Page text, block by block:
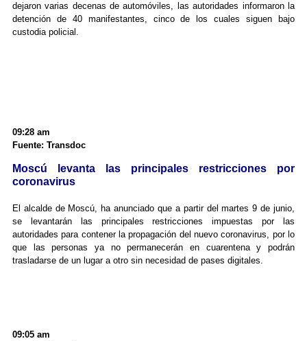
dejaron varias decenas de automóviles, las autoridades informaron la
detención de 40 manifestantes, cinco de los cuales siguen bajo
custodia policial.
09:28 am
Fuente: Transdoc
Moscú levanta las principales restricciones por
coronavirus
El alcalde de Moscú, ha anunciado que a partir del martes 9 de junio,
se levantarán las principales restricciones impuestas por las
autoridades para contener la propagación del nuevo coronavirus, por lo
que las personas ya no permanecerán en cuarentena y podrán
trasladarse de un lugar a otro sin necesidad de pases digitales.
09:05 am